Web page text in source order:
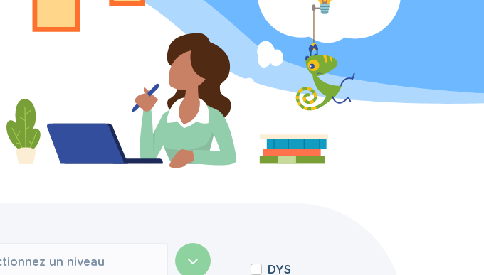
un niveau
DYS